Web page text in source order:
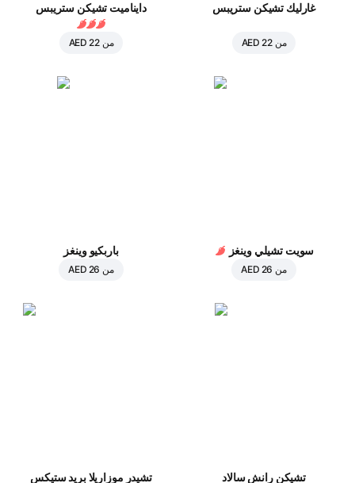
غارليك تشيكن ستريبس
منAED 22
دايناميت تشيكن ستريبس
منAED 22
سويت تشيلي وينغز
من AED 26
باربكيو وينغز
من AED 26
تشيكن رانش سالاد تشيدر موزاريلا بريد ستيكس